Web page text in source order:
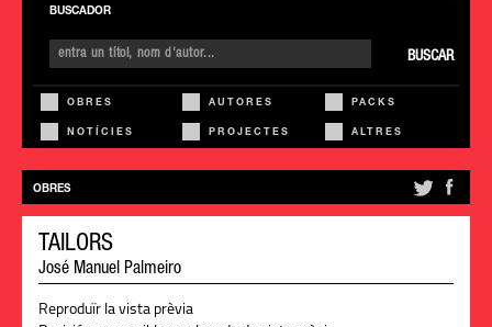
BUSCADOR
BUSCAR
OBRES AUTORES PACKS
NOTÍCIES PROJECTES ALTRES
OBRES
TAILORS
José Manuel Palmeiro
Reproduïr la vista prèvia